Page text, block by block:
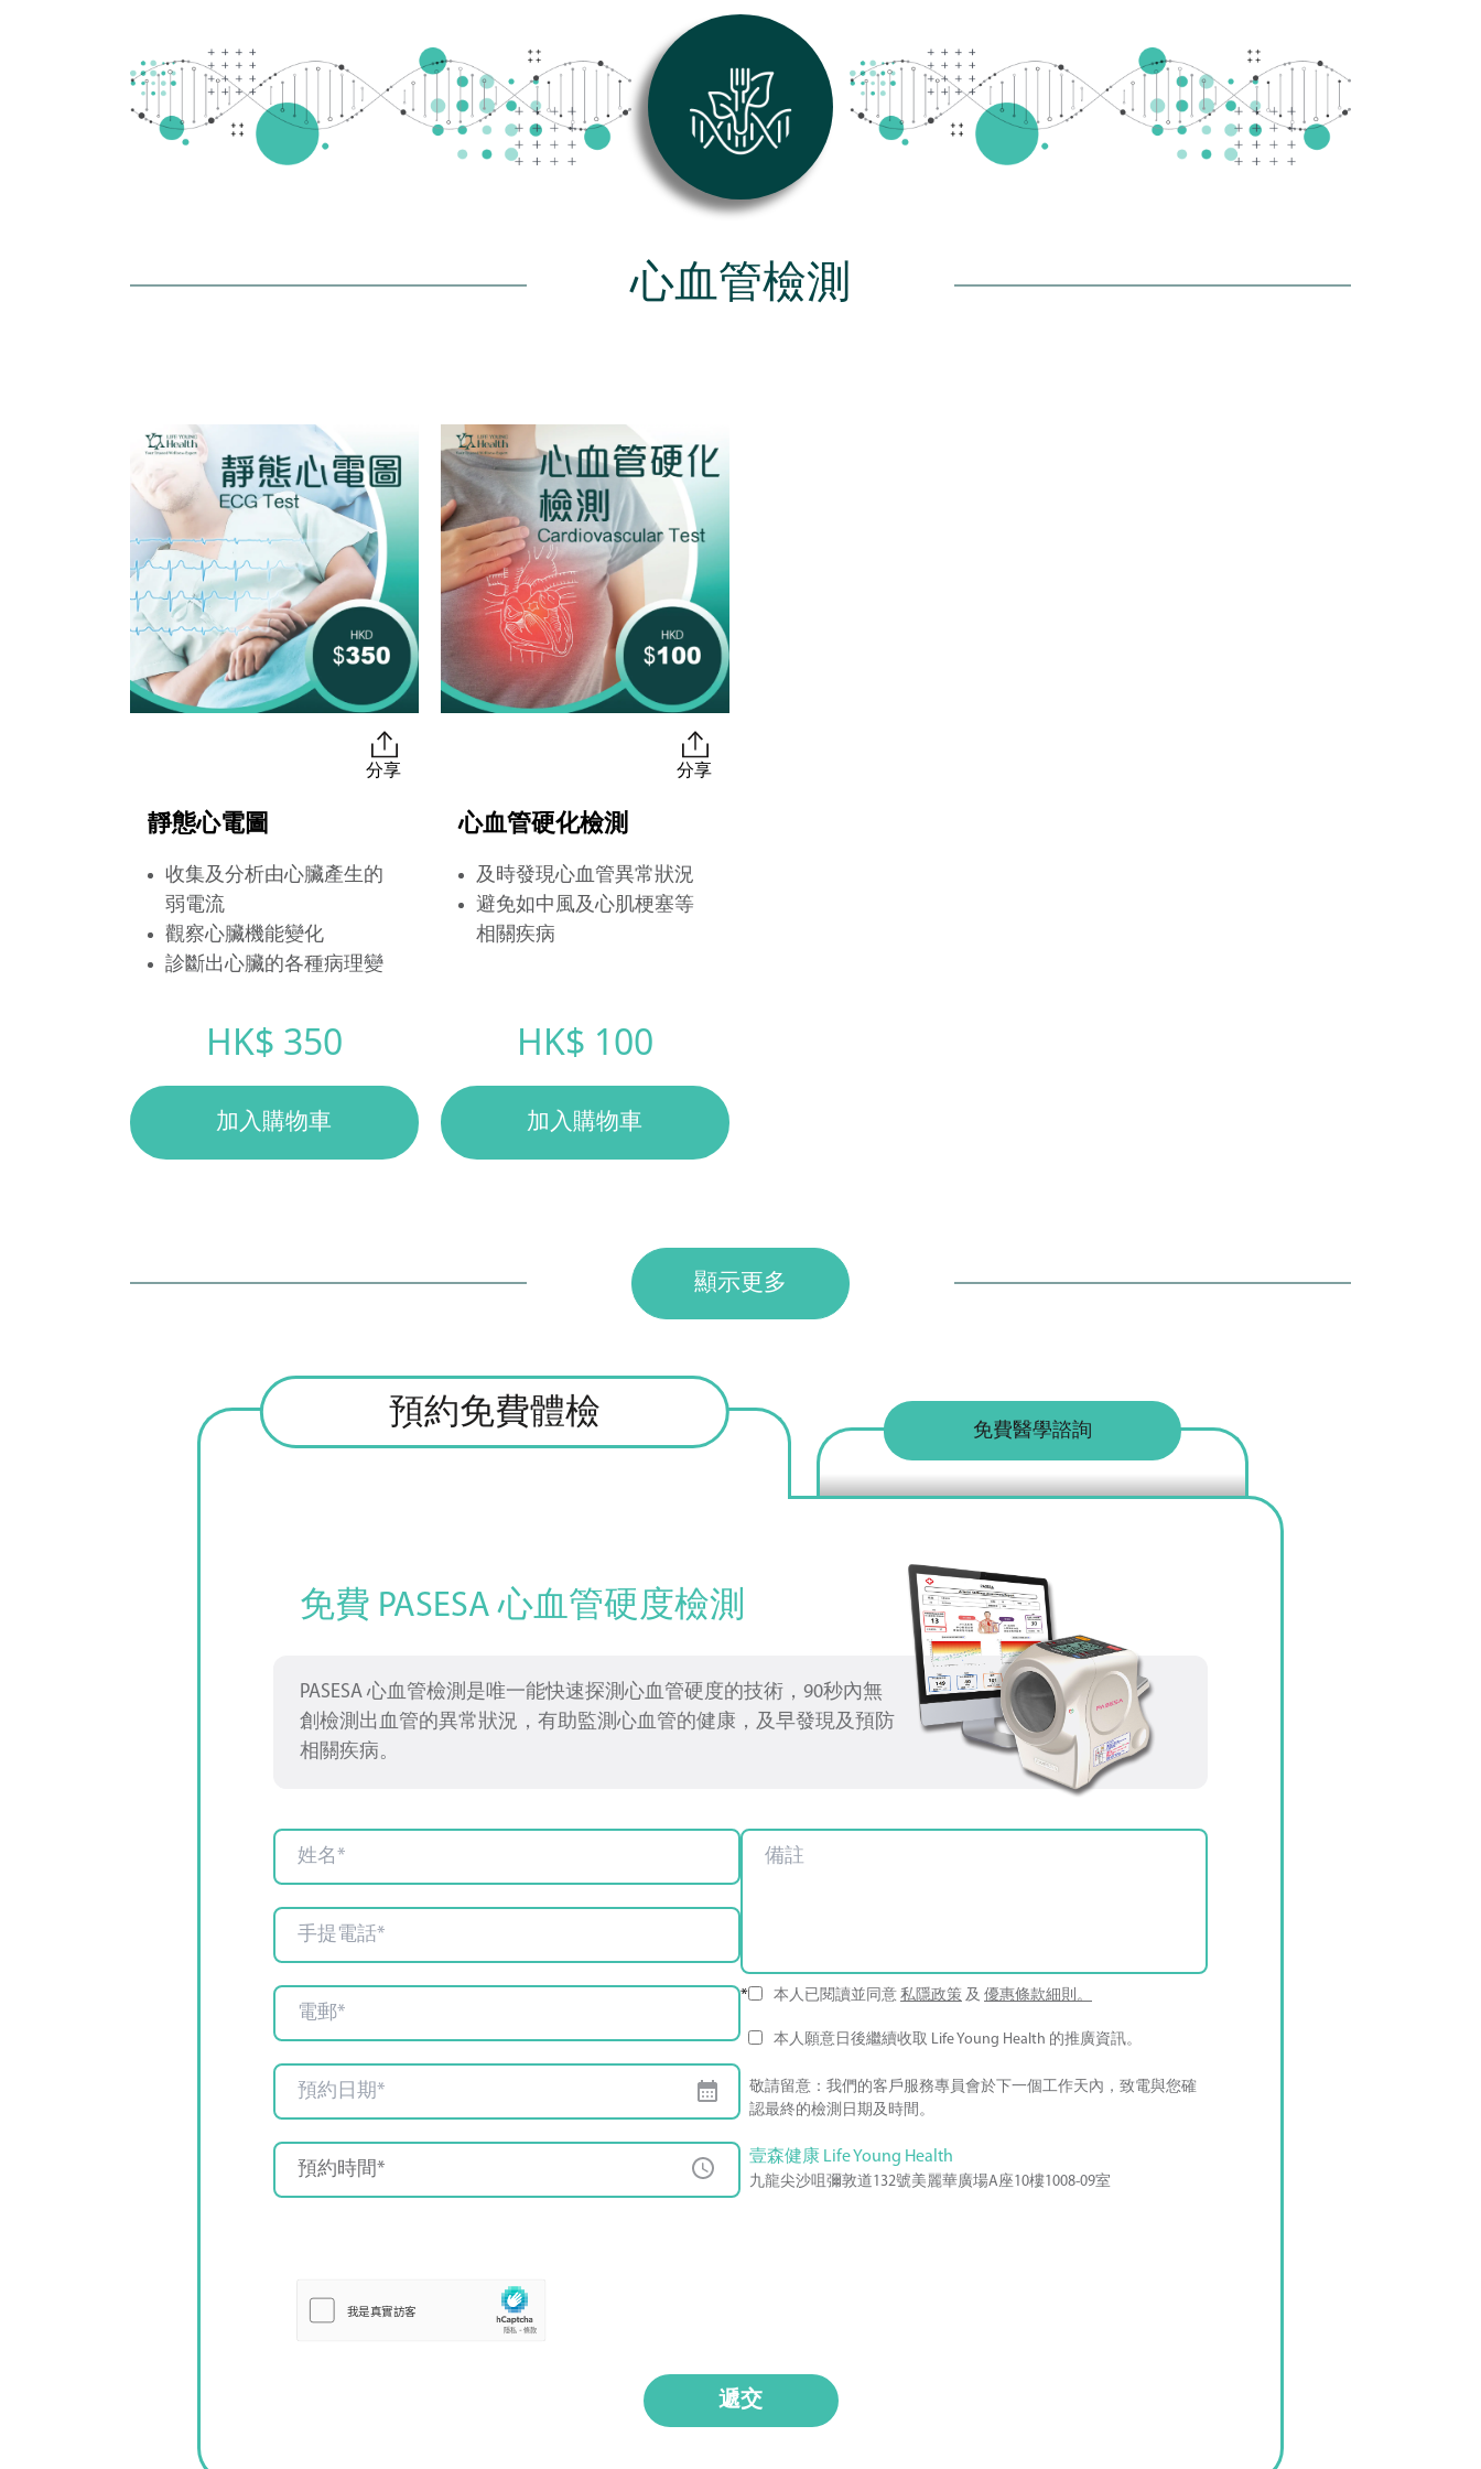
心血管檢測
分享
靜態心電圖
收集及分析由心臟產生的
弱電流
觀察心臟機能變化
診斷出心臟的各種病理變
HK$ 350
加入購物車
分享
心血管硬化檢測
及時發現心血管異常狀況
避免如中風及心肌梗塞等
相關疾病
HK$ 100
加入購物車
顯示更多
預約免費體檢 免費醫學諮詢
免費 PASESA 心血管硬度檢測
PASESA 心血管檢測是唯一能快速探測心血管硬度的技術，90秒內無
創檢測出血管的異常狀況，有助監測心血管的健康，及早發現及預防
相關疾病。
預約時間*
* 本人已閱讀並同意 私隱政策 及 優惠條款細則。
本人願意日後繼續收取 Life Young Health 的推廣資訊。
敬請留意：我們的客戶服務專員會於下一個工作天內，致電與您確
認最終的檢測日期及時間。
壹森健康 Life Young Health
九龍尖沙咀彌敦道132號美麗華廣場A座10樓1008-09室
遞交